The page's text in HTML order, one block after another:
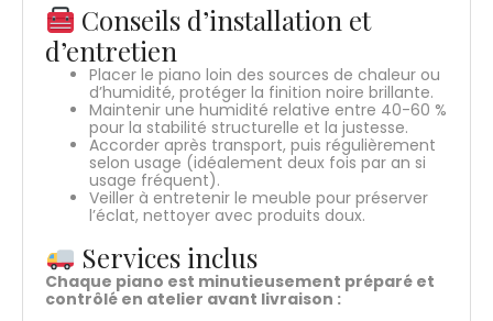
Conseils d’installation et
d’entretien
Placer le piano loin des sources de chaleur ou
d’humidité, protéger la finition noire brillante.
Maintenir une humidité relative entre 40-60 %
pour la stabilité structurelle et la justesse.
Accorder après transport, puis régulièrement
selon usage (idéalement deux fois par an si
usage fréquent).
Veiller à entretenir le meuble pour préserver
l’éclat, nettoyer avec produits doux.
Services inclus
Chaque piano est minutieusement préparé et
contrôlé en atelier avant livraison :